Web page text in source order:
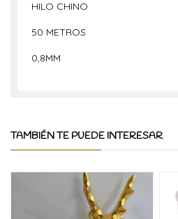
HILO CHINO
50 METROS
0,8MM
TAMBIÉN TE PUEDE INTERESAR